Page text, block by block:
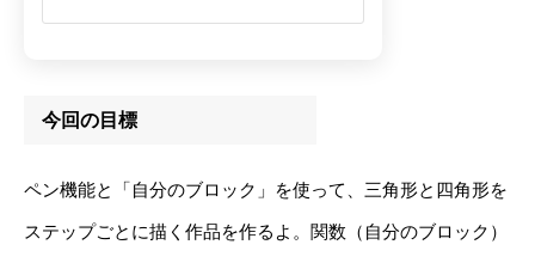
今回の目標
ペン機能と「自分のブロック」を使って、三角形と四角形を
ステップごとに描く作品を作るよ。関数（自分のブロック）